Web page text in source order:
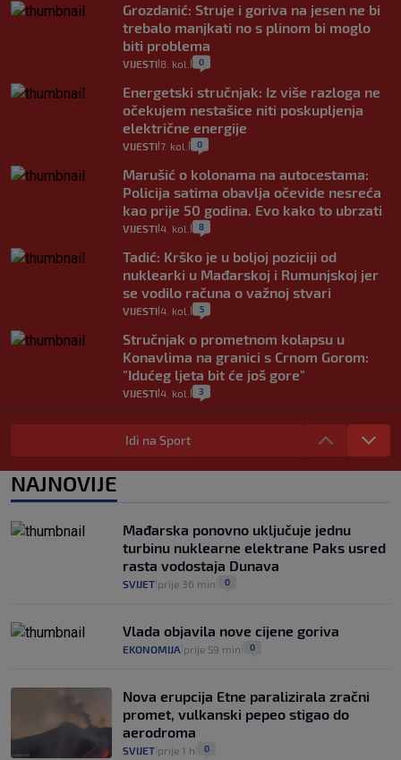
Grozdanić: Struje i goriva na jesen ne bi
trebalo manjkati no s plinom bi moglo
biti problema
VIJESTI 8. kol. 0
Energetski stručnjak: Iz više razloga ne
očekujem nestašice niti poskupljenja
električne energije
VIJESTI 7. kol. 0
Marušić o kolonama na autocestama:
Policija satima obavlja očevide nesreća
kao prije 50 godina. Evo kako to ubrzati
VIJESTI 4. kol. 8
Tadić: Krško je u boljoj poziciji od
nuklearki u Mađarskoj i Rumunjskoj jer
se vodilo računa o važnoj stvari
VIJESTI 4. kol. 5
Stručnjak o prometnom kolapsu u
Konavlima na granici s Crnom Gorom:
"Idućeg ljeta bit će još gore"
VIJESTI 4. kol. 3
Iz Hrvatske u Italiju može se i preko
mora. Provjerili smo brodske linije i
2
rajčica košta deset eura: "Nećete ih
vidjeti na akcijama u trgovinama"
8
Idi na Sport
NAJNOVIJE
Mađarska ponovno uključuje jednu
turbinu nuklearne elektrane Paks usred
rasta vodostaja Dunava
SVIJET prije 36 min 0
Vlada objavila nove cijene goriva
EKONOMIJA prije 59 min 0
Nova erupcija Etne paralizirala zračni
promet, vulkanski pepeo stigao do
aerodroma
SVIJET prije 1 h 0